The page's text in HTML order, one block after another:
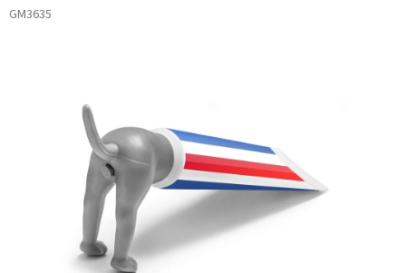
GM3635